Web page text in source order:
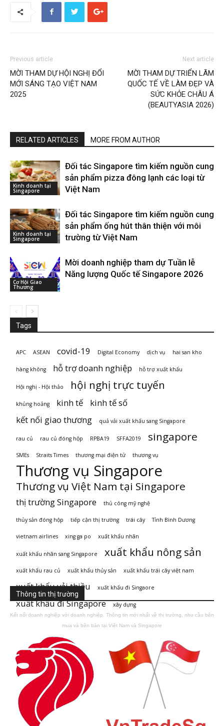
Previous article
MỜI THAM DỰ HỘI NGHỊ ĐỔI
MỚI SÁNG TẠO VIỆT NAM
2025
Next article
MỜI THAM DỰ TRIỂN LÃM
QUỐC TẾ VỀ LÀM ĐẸP VÀ
SỨC KHỎE CHÂU Á
(BEAUTYASIA 2026)
RELATED ARTICLES MORE FROM AUTHOR
Kinh doanh tại
Singapore
Đối tác Singapore tìm kiếm nguồn cung
sản phẩm pizza đông lạnh các loại từ
Việt Nam
Kinh doanh tại
Singapore
Đối tác Singapore tìm kiếm nguồn cung
sản phẩm ống hút thân thiện với môi
trường từ Việt Nam
Cơ Hội Giao
Thương
Mời doanh nghiệp tham dự Tuần lễ
Năng lượng Quốc tế Singapore 2026
Tags
APC ASEAN covid-19 Digital Economy dịch vụ hai san kho
hàng không hỗ trợ doanh nghiệp hỗ trợ xuất khẩu
Hội nghị - Hội thảo hội nghị trực tuyến
khủng hoảng kinh tế
kinh tế số
kết nối giao thương
quả vải xuất khẩu sang Singapore
rau củ rau củ đóng hộp RPBA19 SFFA2019 singapore
SMEs Straits Times thương mại điện tử thương vụ
Thương vụ Singapore
Thương vụ Việt Nam tại Singapore
thị trường Singapore thủ công mỹ nghệ
thủy sản đóng hộp tiếp cận thị trường trái cây Tỉnh Bình Dương
vietnam airlines xing ga po xuất khẩu nhãn
xuất khẩu nhãn sang Singapore xuất khẩu nông sản
xuất khẩu rau củ xuất khẩu thủy sản xuất khẩu trái cây việt nam
xuất khẩu vải thiều xuất khẩu đi Singaore
xuất khẩu đi Singapore xây dựng
Thông tin thị trường
Kết nối doanh nghiệp với doanh nghiệp. Thông tin mới nhất về thị trường, nhu cầu bên
mua và bên bán tại Việt Nam và Singapore